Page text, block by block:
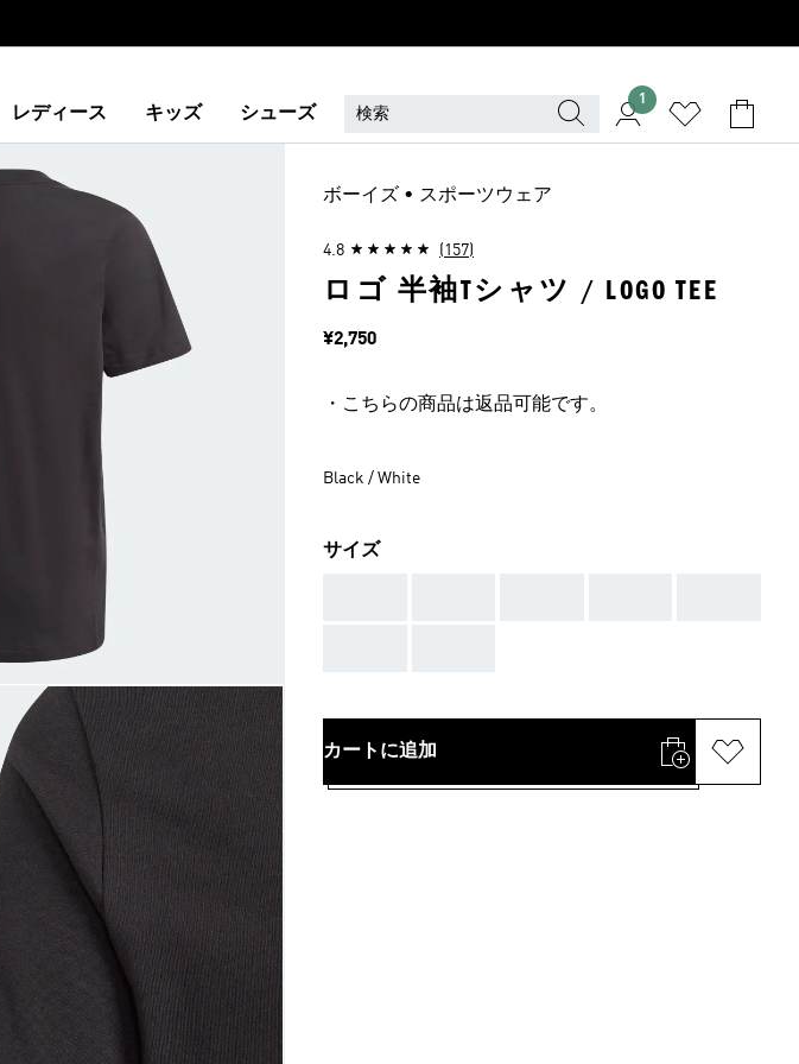
レディース キッズ シューズ
1
ボーイズ • スポーツウェア
4.8 (157)
ロゴ 半袖Tシャツ / LOGO TEE
価格
¥2,750
・こちらの商品は返品可能です。
Black / White
サイズ
カートに追加